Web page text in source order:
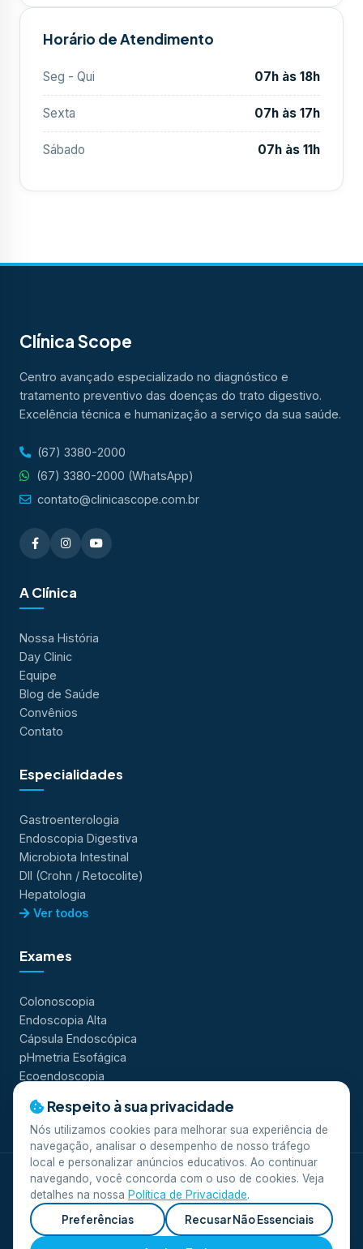
Horário de Atendimento
Seg - Qui 07h às 18h
Sexta 07h às 17h
Sábado 07h às 11h
Clínica Scope
Centro avançado especializado no diagnóstico e
tratamento preventivo das doenças do trato digestivo.
Excelência técnica e humanização a serviço da sua saúde.
(67) 3380-2000
(67) 3380-2000 (WhatsApp)
contato@clinicascope.com.br
A Clínica
Nossa História
Day Clinic
Equipe
Blog de Saúde
Convênios
Contato
Especialidades
Gastroenterologia
Endoscopia Digestiva
Microbiota Intestinal
DII (Crohn / Retocolite)
Hepatologia
Ver todos
Exames
Colonoscopia
Endoscopia Alta
Cápsula Endoscópica
pHmetria Esofágica
Ecoendoscopia
© 2026 Clínica Scope. Todos os direitos reservados.
Desenvolvido porEquipe A.
Privacidade
Termos de UsoLGPD
Responsável Técnico
Respeito à sua privacidade
Nós utilizamos cookies para melhorar sua experiência de
navegação, analisar o desempenho de nosso tráfego
local e personalizar anúncios educativos. Ao continuar
navegando, você concorda com o uso de cookies. Veja
detalhes na nossa Política de Privacidade.
Preferências Recusar Não Essenciais